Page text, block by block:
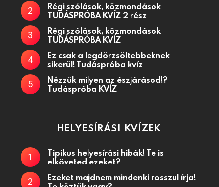
Régi szólások, közmondások
TUDÁSPRÓBA KVÍZ 2 rész
Régi szólások, közmondások
TUDÁSPRÓBA KVÍZ
Ez csak a legdörzsöltebbeknek
sikerül! Tudáspróba kvíz
Nézzük milyen az észjárásod!?
Tudáspróba KVÍZ
HELYESÍRÁSI KVÍZEK
Tipikus helyesírási hibák! Te is
elköveted ezeket?
Ezeket majdnem mindenki rosszul írja!